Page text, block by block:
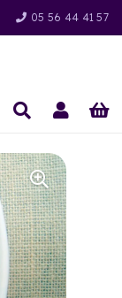
05 56 44 41 57